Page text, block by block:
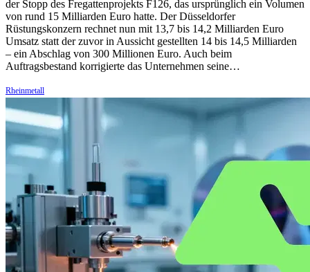
der Stopp des Fregattenprojekts F126, das ursprünglich ein Volumen
von rund 15 Milliarden Euro hatte. Der Düsseldorfer
Rüstungskonzern rechnet nun mit 13,7 bis 14,2 Milliarden Euro
Umsatz statt der zuvor in Aussicht gestellten 14 bis 14,5 Milliarden
– ein Abschlag von 300 Millionen Euro. Auch beim
Auftragsbestand korrigierte das Unternehmen seine…
Rheinmetall